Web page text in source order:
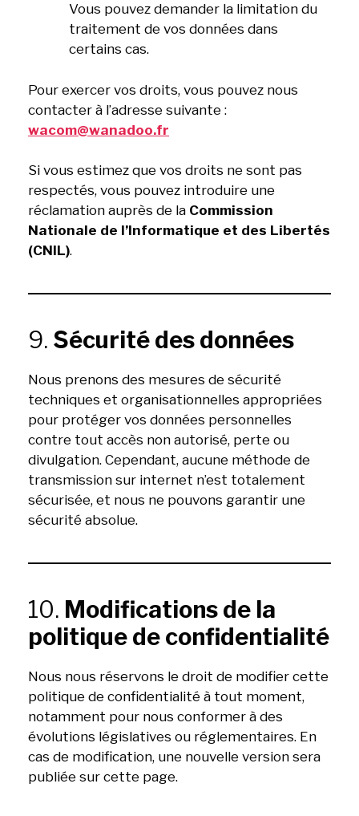
Vous pouvez demander la limitation du
traitement de vos données dans
certains cas.
Pour exercer vos droits, vous pouvez nous
contacter à l’adresse suivante :
wacom@wanadoo.fr
Si vous estimez que vos droits ne sont pas
respectés, vous pouvez introduire une
réclamation auprès de la Commission
Nationale de l’Informatique et des Libertés
(CNIL).
9. Sécurité des données
Nous prenons des mesures de sécurité
techniques et organisationnelles appropriées
pour protéger vos données personnelles
contre tout accès non autorisé, perte ou
divulgation. Cependant, aucune méthode de
transmission sur internet n’est totalement
sécurisée, et nous ne pouvons garantir une
sécurité absolue.
10. Modifications de la
politique de confidentialité
Nous nous réservons le droit de modifier cette
politique de confidentialité à tout moment,
notamment pour nous conformer à des
évolutions législatives ou réglementaires. En
cas de modification, une nouvelle version sera
publiée sur cette page.